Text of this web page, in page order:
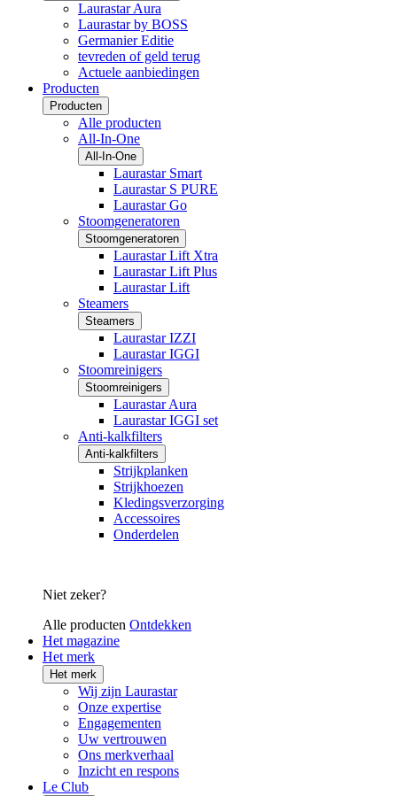
Laurastar Aura
Laurastar by BOSS
Germanier Editie
tevreden of geld terug
Actuele aanbiedingen
Producten
Producten
Alle producten
All-In-One
All-In-One
Laurastar Smart
Laurastar S PURE
Laurastar Go
Stoomgeneratoren
Stoomgeneratoren
Laurastar Lift Xtra
Laurastar Lift Plus
Laurastar Lift
Steamers
Steamers
Laurastar IZZI
Laurastar IGGI
Stoomreinigers
Stoomreinigers
Laurastar Aura
Laurastar IGGI set
Anti-kalkfilters
Anti-kalkfilters
Strijkplanken
Strijkhoezen
Kledingsverzorging
Accessoires
Onderdelen
Niet zeker?
Alle producten Ontdekken
Het magazine
Het merk
Het merk
Wij zijn Laurastar
Onze expertise
Engagementen
Uw vertrouwen
Ons merkverhaal
Inzicht en respons
Le Club